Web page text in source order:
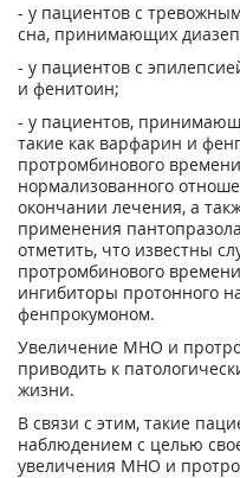
- у пациентов с
сна, принимающих
- у пациентов с
и фенитоин;
- у пациентов,
такие как варфарин и
протромбинового
нормализованного
окончании лечения, а
применения
отметить, что известны
протромбинового
ингибиторы протонного
фенпрокумоном.
Увеличение МНО и
приводить к
жизни.
В связи с этим, такие
наблюдением с целью
увеличения МНО и